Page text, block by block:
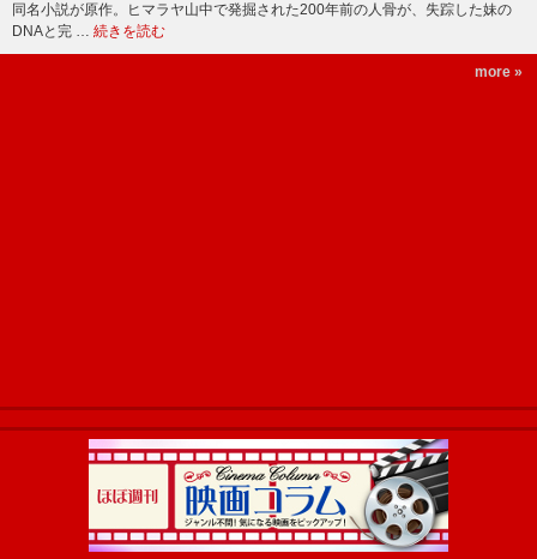
同名小説が原作。ヒマラヤ山中で発掘された200年前の人骨が、失踪した妹の
DNAと完 … 続きを読む
more »